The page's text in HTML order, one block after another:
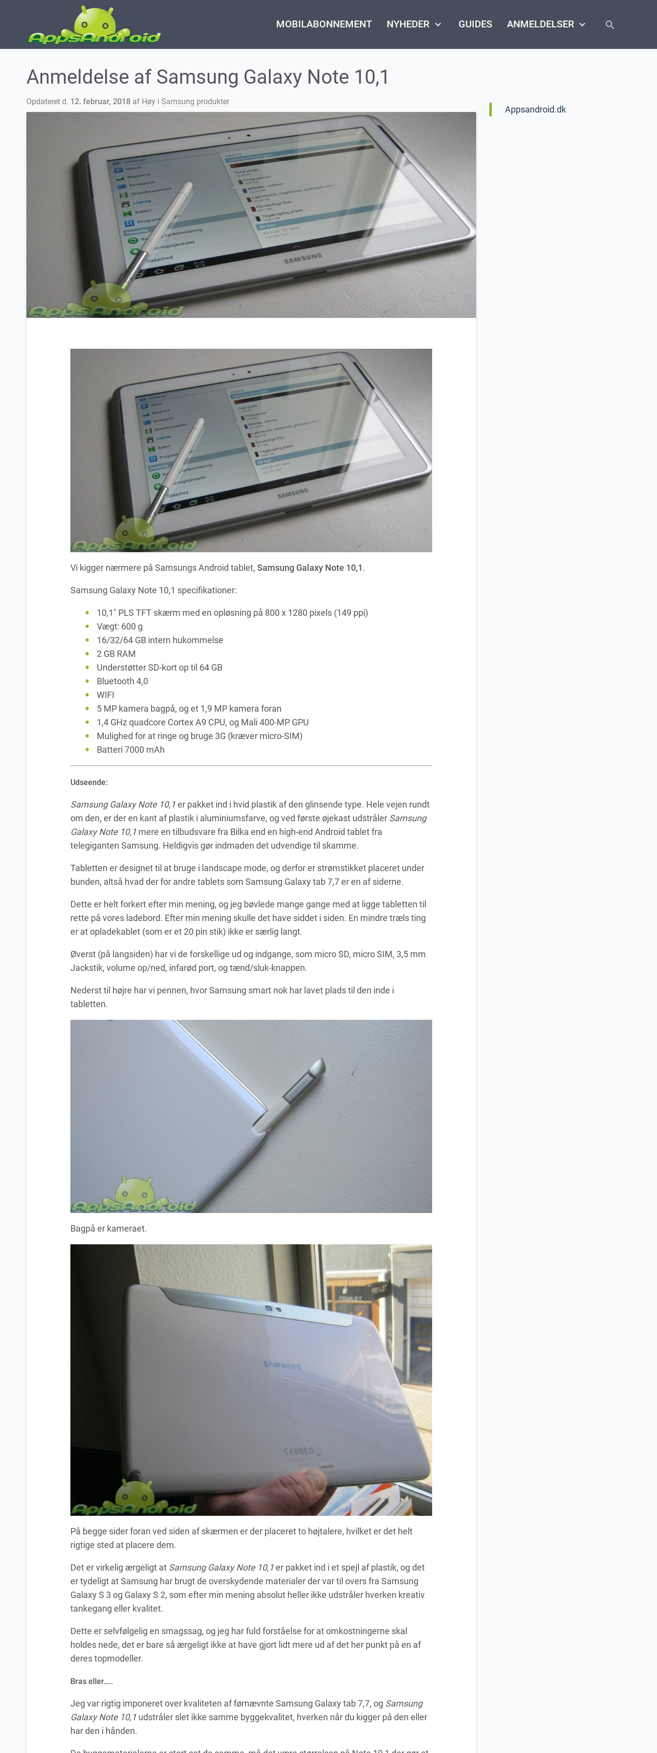
MOBILABONNEMENT NYHEDER keyboard_arrow_down GUIDES ANMELDELSER keyboard_arrow_down search
close
Anmeldelse af Samsung Galaxy Note 10,1
Opdateret d. 12. februar, 2018af Høyi Samsung produkter
Vi kigger nærmere på Samsungs Android tablet, Samsung Galaxy Note 10,1.
Samsung Galaxy Note 10,1 specifikationer:
10,1″ PLS TFT skærm med en opløsning på 800 x 1280 pixels (149 ppi)
Vægt: 600 g
16/32/64 GB intern hukommelse
2 GB RAM
Understøtter SD-kort op til 64 GB
Bluetooth 4,0
WIFI
5 MP kamera bagpå, og et 1,9 MP kamera foran
1,4 GHz quadcore Cortex A9 CPU, og Mali 400-MP GPU
Mulighed for at ringe og bruge 3G (kræver micro-SIM)
Batteri 7000 mAh
Udseende:
Samsung Galaxy Note 10,1er pakket ind i hvid plastik af den glinsende type. Hele vejen rundt
om den, er der en kant af plastik i aluminiumsfarve, og ved første øjekast udstråler Samsung
Galaxy Note 10,1mere en tilbudsvare fra Bilka end en high-end Android tablet fra
telegiganten Samsung. Heldigvis gør indmaden det udvendige til skamme.
Tabletten er designet til at bruge i landscape mode, og derfor er strømstikket placeret under
bunden, altså hvad der for andre tablets som Samsung Galaxy tab 7,7 er en af siderne.
Dette er helt forkert efter min mening, og jeg bøvlede mange gange med at ligge tabletten til
rette på vores ladebord. Efter min mening skulle det have siddet i siden. En mindre træls ting
er at opladekablet (som er et 20 pin stik) ikke er særlig langt.
Øverst (på langsiden) har vi de forskellige ud og indgange, som micro SD, micro SIM, 3,5 mm
Jackstik, volume op/ned, infarød port, og tænd/sluk-knappen.
Nederst til højre har vi pennen, hvor Samsung smart nok har lavet plads til den inde i
tabletten.
Bagpå er kameraet.
På begge sider foran ved siden af skærmen er der placeret to højtalere, hvilket er det helt
rigtige sted at placere dem.
Det er virkelig ærgeligt at Samsung Galaxy Note 10,1er pakket ind i et spejl af plastik, og det
er tydeligt at Samsung har brugt de overskydende materialer der var til overs fra Samsung
Galaxy S 3 og Galaxy S 2, som efter min mening absolut heller ikke udstråler hverken kreativ
tankegang eller kvalitet.
Dette er selvfølgelig en smagssag, og jeg har fuld forståelse for at omkostningerne skal
holdes nede, det er bare så ærgeligt ikke at have gjort lidt mere ud af det her punkt på en af
deres topmodeller.
Bras eller…..
Jeg var rigtig imponeret over kvaliteten af førnævnte Samsung Galaxy tab 7,7, og Samsung
Galaxy Note 10,1udstråler slet ikke samme byggekvalitet, hverken når du kigger på den eller
har den i hånden.
Appsandroid.dk